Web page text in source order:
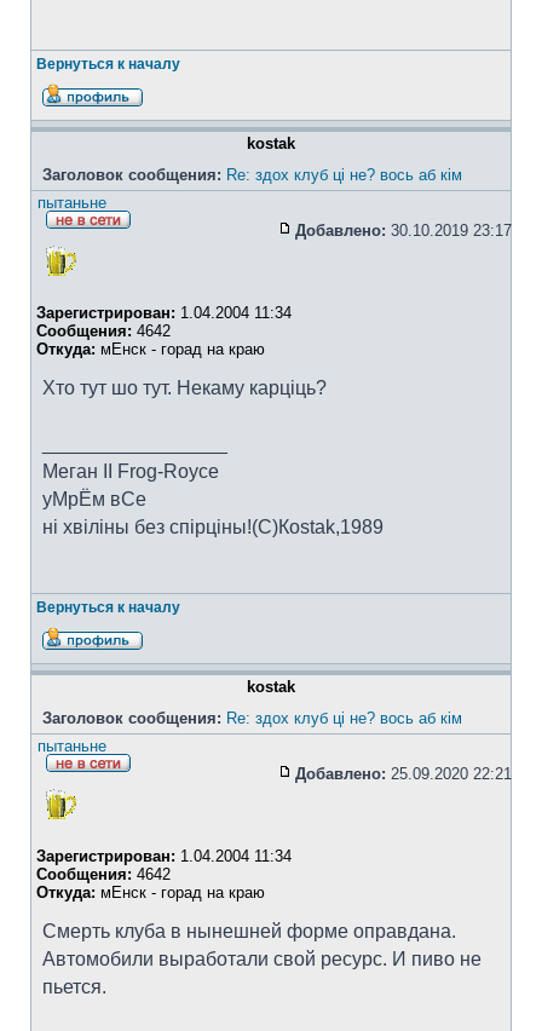
Вернуться к началу
kostak
Заголовок сообщения: Re: здох клуб ці не? вось аб кім
пытаньне
Добавлено: 30.10.2019 23:17
Зарегистрирован: 1.04.2004 11:34
Сообщения: 4642
Откуда: мЕнск - горад на краю
Хто тут шо тут. Некаму карціць?
Меган II Frog-Royce
уМрЁм вСе
ні хвіліны без спірціны!(C)Коstak,1989
Вернуться к началу
kostak
Заголовок сообщения: Re: здох клуб ці не? вось аб кім
пытаньне
Добавлено: 25.09.2020 22:21
Зарегистрирован: 1.04.2004 11:34
Сообщения: 4642
Откуда: мЕнск - горад на краю
Смерть клуба в нынешней форме оправдана.
Автомобили выработали свой ресурс. И пиво не
пьется.